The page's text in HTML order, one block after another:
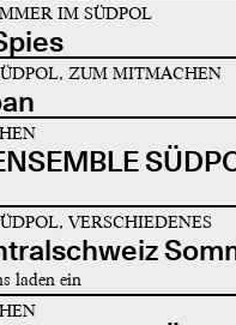
IM SÜDPOL
ZUM MITMACHEN
VERSCHIEDENES
laden ein